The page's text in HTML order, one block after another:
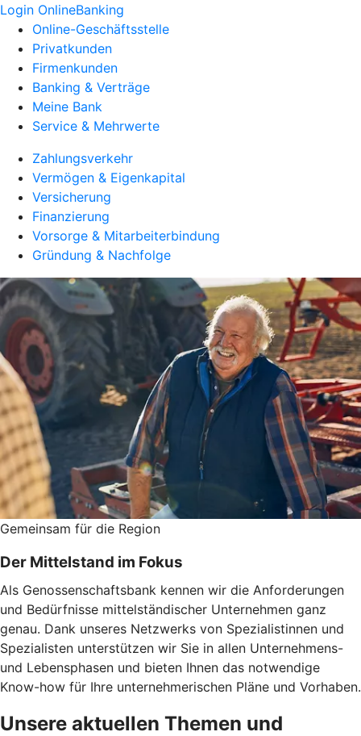
Login OnlineBanking
Online-Geschäftsstelle
Privatkunden
Firmenkunden
Banking & Verträge
Meine Bank
Service & Mehrwerte
Zahlungsverkehr
Vermögen & Eigenkapital
Versicherung
Finanzierung
Vorsorge & Mitarbeiterbindung
Gründung & Nachfolge
Gemeinsam für die Region
Der Mittelstand im Fokus
Als Genossenschaftsbank kennen wir die Anforderungen
und Bedürfnisse mittelständischer Unternehmen ganz
genau. Dank unseres Netzwerks von Spezialistinnen und
Spezialisten unterstützen wir Sie in allen Unternehmens-
und Lebensphasen und bieten Ihnen das notwendige
Know-how für Ihre unternehmerischen Pläne und Vorhaben.
Unsere aktuellen Themen und